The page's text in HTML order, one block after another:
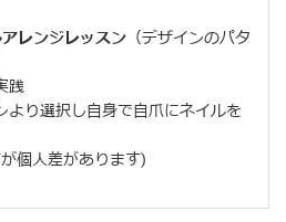
レンジレッスン （デザインのパタ
践
より選択し自身で自爪にネイルを
個人差があります)